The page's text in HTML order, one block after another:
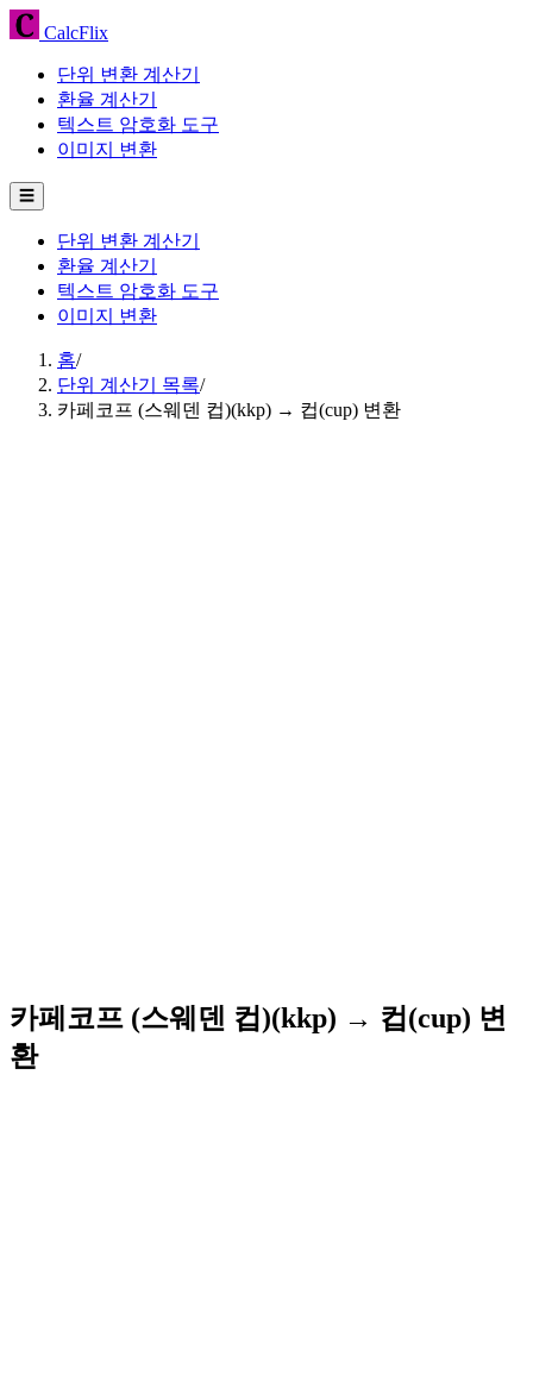
CalcFlix
단위 변환 계산기
환율 계산기
텍스트 암호화 도구
이미지 변환
☰
단위 변환 계산기
환율 계산기
텍스트 암호화 도구
이미지 변환
홈/
단위 계산기 목록/
카페코프 (스웨덴 컵)(kkp) → 컵(cup) 변환
카페코프 (스웨덴 컵)(kkp) → 컵(cup) 변
환